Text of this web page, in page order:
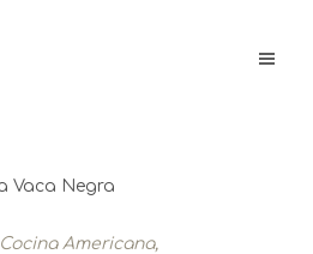
Cocina Americana,